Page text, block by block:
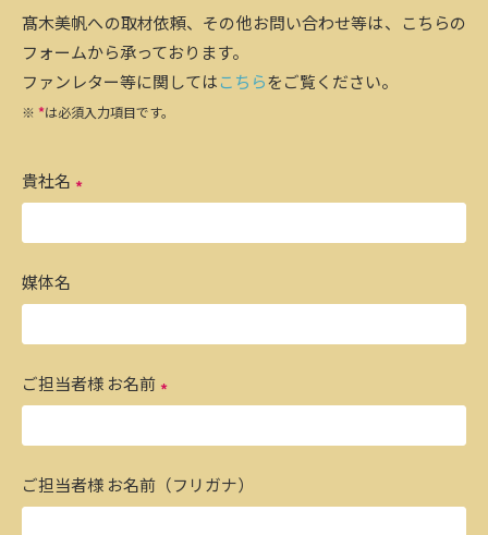
髙木美帆への取材依頼、その他お問い合わせ等は、こちらの
フォームから承っております。
ファンレター等に関してはこちらをご覧ください。
※ *は必須入力項目です。
貴社名
媒体名
ご担当者様 お名前
ご担当者様 お名前（フリガナ）